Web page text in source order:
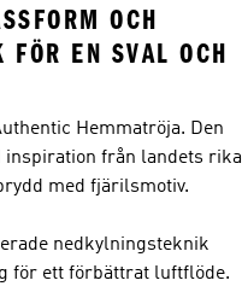
OCH
EN SVAL OCH
Hemmatröja. Den
inspiration från landets rika
med fjärilsmotiv.
nedkylningsteknik
för ett förbättrat luftflöde.